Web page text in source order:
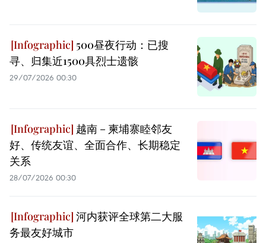
500昼夜行动：已搜
寻、归集近1500具烈士遗骸
29/07/2026 00:30
越南－柬埔寨睦邻友
好、传统友谊、全面合作、长期稳定
关系
28/07/2026 00:30
河内获评全球第二大服
务最友好城市